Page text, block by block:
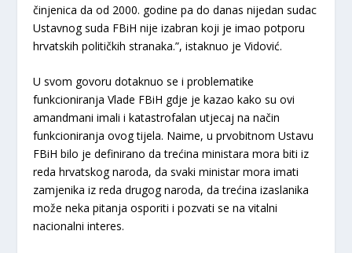
činjenica da od 2000. godine pa do danas nijedan sudac
Ustavnog suda FBiH nije izabran koji je imao potporu
hrvatskih političkih stranaka.”, istaknuo je Vidović.
U svom govoru dotaknuo se i problematike
funkcioniranja Vlade FBiH gdje je kazao kako su ovi
amandmani imali i katastrofalan utjecaj na način
funkcioniranja ovog tijela. Naime, u prvobitnom Ustavu
FBiH bilo je definirano da trećina ministara mora biti iz
reda hrvatskog naroda, da svaki ministar mora imati
zamjenika iz reda drugog naroda, da trećina izaslanika
može neka pitanja osporiti i pozvati se na vitalni
nacionalni interes.